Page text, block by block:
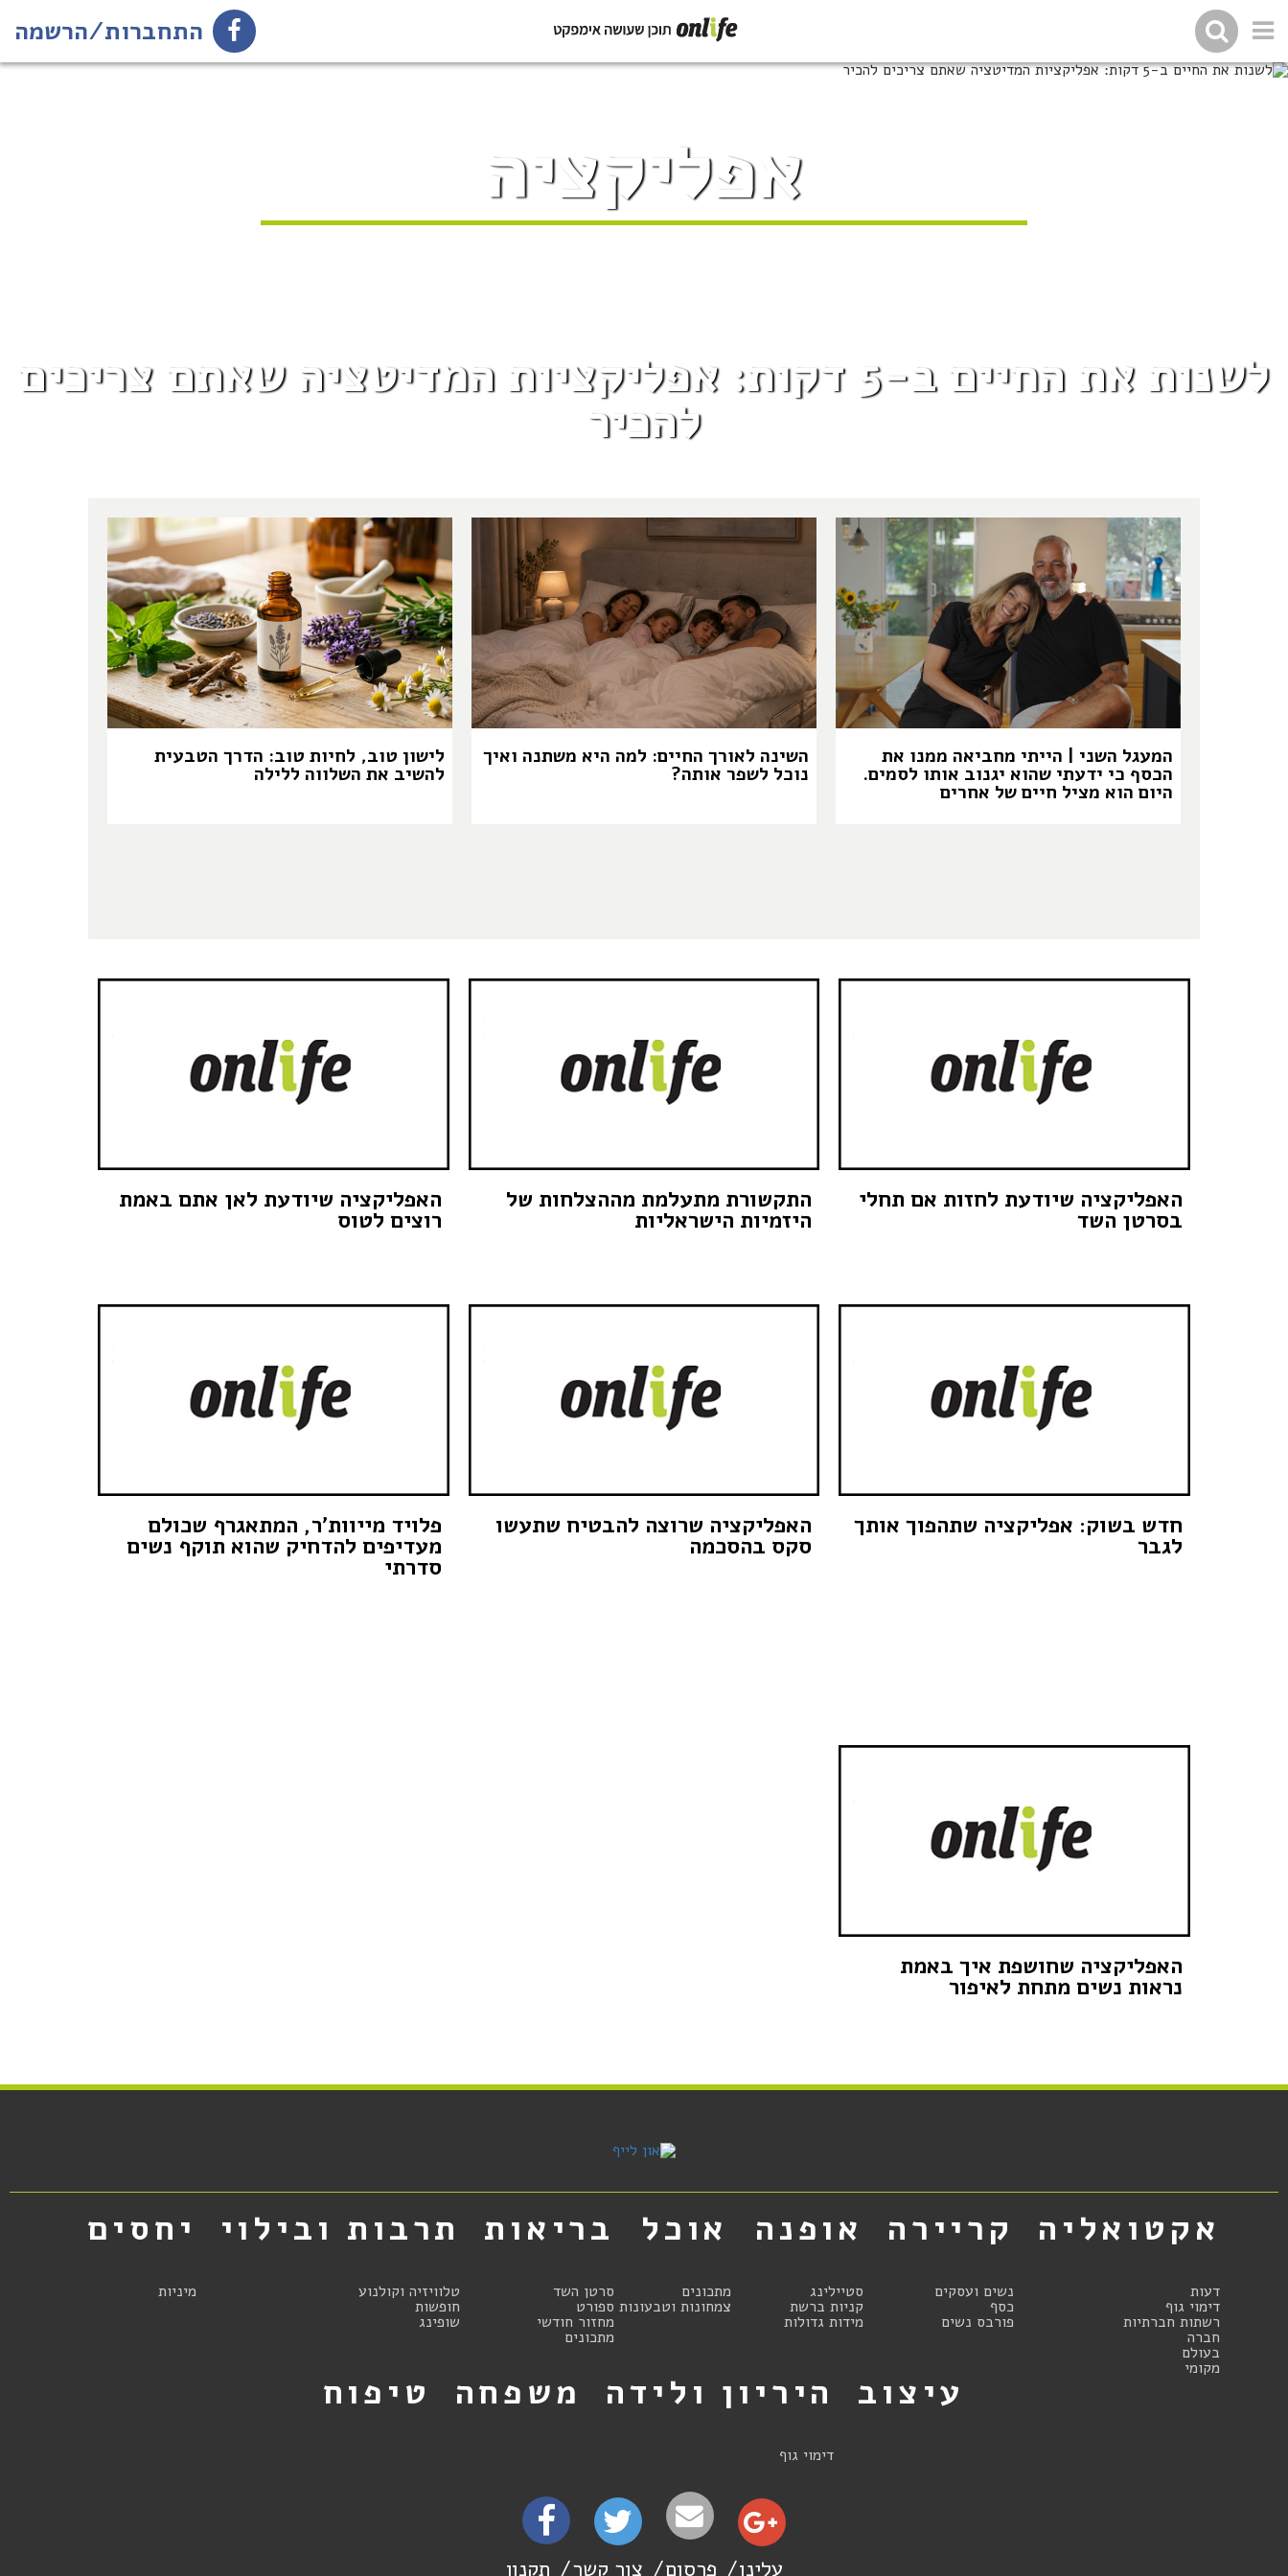
התחברות/הרשמה
אפליקציה
לשנות את החיים ב-5 דקות: אפליקציות המדיטציה שאתם צריכים
להכיר
המעגל השני | הייתי מחביאה ממנו את
הכסף כי ידעתי שהוא יגנוב אותו לסמים.
היום הוא מציל חיים של אחרים
השינה לאורך החיים: למה היא משתנה ואיך
נוכל לשפר אותה?
לישון טוב, לחיות טוב: הדרך הטבעית
להשיב את השלווה ללילה
האפליקציה שיודעת לחזות אם תחלי
בסרטן השד
התקשורת מתעלמת מההצלחות של
היזמיות הישראליות
האפליקציה שיודעת לאן אתם באמת
רוצים לטוס
חדש בשוק: אפליקציה שתהפוך אותך
לגבר
האפליקציה שרוצה להבטיח שתעשו
סקס בהסכמה
פלויד מייוות'ר, המתאגרף שכולם
מעדיפים להדחיק שהוא תוקף נשים
סדרתי
האפליקציה שחושפת איך באמת
נראות נשים מתחת לאיפור
אקטואליה
דעות
דימוי גוף
רשתות חברתיות
חברה
בעולם
מקומי
קריירה
נשים ועסקים
כסף
פורבס נשים
אופנה
סטיילינג
קניות ברשת
מידות גדולות
אוכל
מתכונים
צמחונות וטבעונות
בריאות
סרטן השד
ספורט
מחזור חודשי
מתכונים
תרבות ובילוי
טלוויזיה וקולנוע
חופשות
שופינג
יחסים
מיניות
עיצוב היריון ולידה
דימוי גוף
משפחה טיפוח
עלינו פרסום צור קשר תקנון